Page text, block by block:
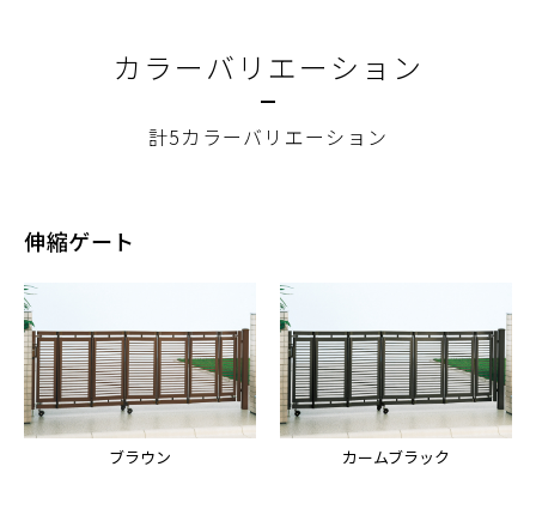
カラーバリエーション
計5カラーバリエーション
伸縮ゲート
ブラウン カームブラック